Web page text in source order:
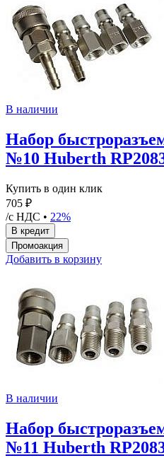
В наличии
Набор
№10 Huberth
Купить в один клик
705 ₽
/с НДС • 22%
Добавить в корзину
В наличии
Набор
№11 Huberth